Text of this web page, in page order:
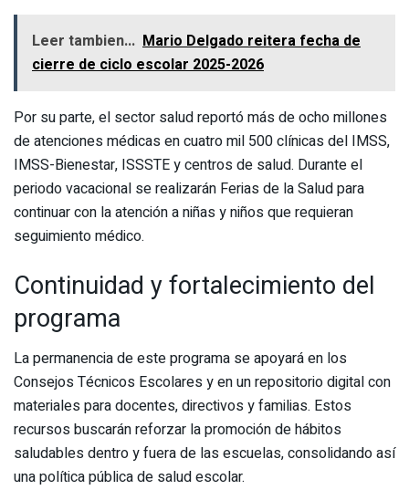
Leer tambien... Mario Delgado reitera fecha de
cierre de ciclo escolar 2025-2026
Por su parte, el sector salud reportó más de ocho millones
de atenciones médicas en cuatro mil 500 clínicas del IMSS,
IMSS-Bienestar, ISSSTE y centros de salud. Durante el
periodo vacacional se realizarán Ferias de la Salud para
continuar con la atención a niñas y niños que requieran
seguimiento médico.
Continuidad y fortalecimiento del
programa
La permanencia de este programa se apoyará en los
Consejos Técnicos Escolares y en un repositorio digital con
materiales para docentes, directivos y familias. Estos
recursos buscarán reforzar la promoción de hábitos
saludables dentro y fuera de las escuelas, consolidando así
una política pública de salud escolar.